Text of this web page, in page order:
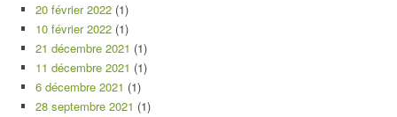
20 février 2022 (1)
10 février 2022 (1)
21 décembre 2021 (1)
11 décembre 2021 (1)
6 décembre 2021 (1)
28 septembre 2021 (1)